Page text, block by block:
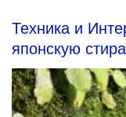
Техника и
японскую